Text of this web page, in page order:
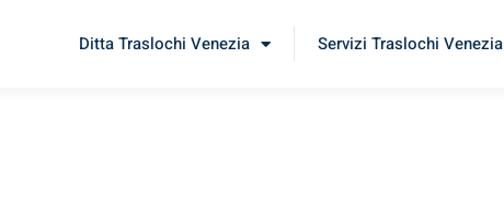
Ditta Traslochi Venezia Servizi Traslochi Venezia